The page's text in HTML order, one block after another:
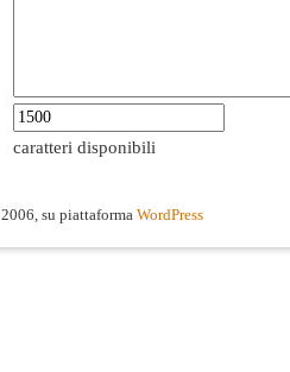
caratteri disponibili
2006, su piattaforma WordPress